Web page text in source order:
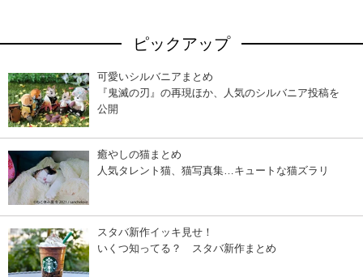
ピックアップ
可愛いシルバニアまとめ
『鬼滅の刃』の再現ほか、人気のシルバニア投稿を
公開
癒やしの猫まとめ
人気タレント猫、猫写真集…キュートな猫ズラリ
スタバ新作イッキ見せ！
いくつ知ってる？ スタバ新作まとめ